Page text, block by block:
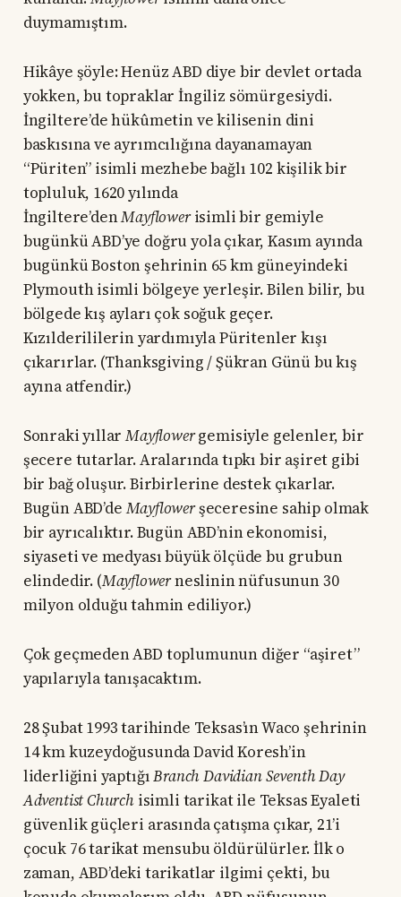
duymamıştım.
Hikâye şöyle: Henüz ABD diye bir devlet ortada
yokken, bu topraklar İngiliz sömürgesiydi.
İngiltere’de hükûmetin ve kilisenin dini
baskısına ve ayrımcılığına dayanamayan
“Püriten” isimli mezhebe bağlı 102 kişilik bir
topluluk, 1620 yılında
İngiltere’denMayflowerisimli bir gemiyle
bugünkü ABD’ye doğru yola çıkar, Kasım ayında
bugünkü Boston şehrinin 65 km güneyindeki
Plymouth isimli bölgeye yerleşir. Bilen bilir, bu
bölgede kış ayları çok soğuk geçer.
Kızılderililerin yardımıyla Püritenler kışı
çıkarırlar. (Thanksgiving / Şükran Günü bu kış
ayına atfendir.)
Sonraki yıllarMayflowergemisiyle gelenler, bir
şecere tutarlar. Aralarında tıpkı bir aşiret gibi
bir bağ oluşur. Birbirlerine destek çıkarlar.
Bugün ABD’deMayflowerşeceresine sahip olmak
bir ayrıcalıktır. Bugün ABD’nin ekonomisi,
siyaseti ve medyası büyük ölçüde bu grubun
elindedir. (Mayflowerneslinin nüfusunun 30
milyon olduğu tahmin ediliyor.)
Çok geçmeden ABD toplumunun diğer “aşiret”
yapılarıyla tanışacaktım.
28 Şubat 1993 tarihinde Teksas’ın Waco şehrinin
14 km kuzeydoğusunda David Koresh’in
liderliğini yaptığıBranch Davidian Seventh Day
Adventist Church isimli tarikat ile Teksas Eyaleti
güvenlik güçleri arasında çatışma çıkar, 21’i
çocuk 76 tarikat mensubu öldürülürler. İlk o
zaman, ABD’deki tarikatlar ilgimi çekti, bu